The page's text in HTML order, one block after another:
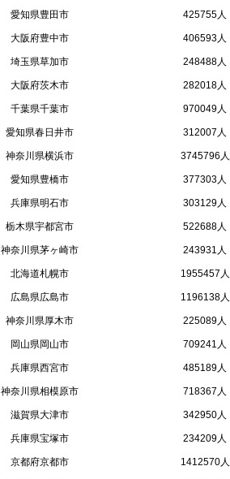
愛知県豊田市 425755人
大阪府豊中市 406593人
埼玉県草加市 248488人
大阪府茨木市 282018人
千葉県千葉市 970049人
愛知県春日井市 312007人
神奈川県横浜市 3745796人
愛知県豊橋市 377303人
兵庫県明石市 303129人
栃木県宇都宮市 522688人
神奈川県茅ヶ崎市 243931人
北海道札幌市 1955457人
広島県広島市 1196138人
神奈川県厚木市 225089人
岡山県岡山市 709241人
兵庫県西宮市 485189人
神奈川県相模原市 718367人
滋賀県大津市 342950人
兵庫県宝塚市 234209人
京都府京都市 1412570人